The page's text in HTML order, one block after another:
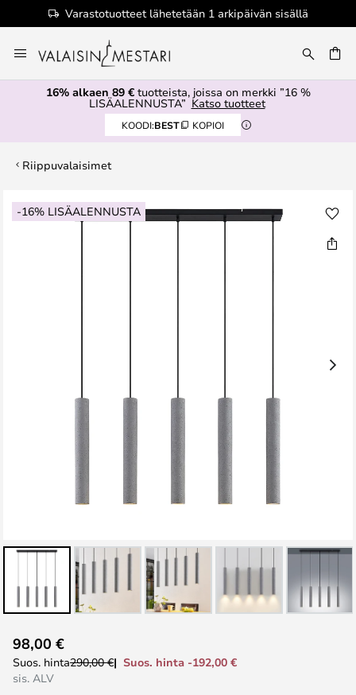
Varastotuotteet lähetetään 1 arkipäivän sisällä
to
Content
16% alkaen 89 €tuotteista, joissa on merkki ”16 %
LISÄALENNUSTA” Katso tuotteet
KOODI:BEST KOPIOI
Riippuvalaisimet
-16% LISÄALENNUSTA
Skip
to
to
the
98,00 €
Suos. hinta290,00 €
Suos. hinta -192,00 €
sis. ALV